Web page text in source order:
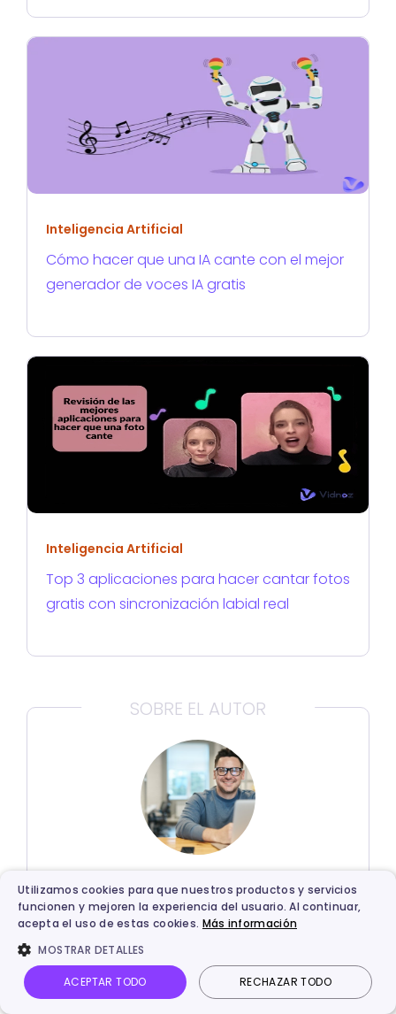
Inteligencia Artificial
Cómo hacer que una IA cante con el mejor
generador de voces IA gratis
Inteligencia Artificial
Top 3 aplicaciones para hacer cantar fotos
gratis con sincronización labial real
SOBRE EL AUTOR
Daniel González
Es un experto que lleva muchos años
trabajando en marketing y tiene una
amplia experiencia práctica en
desarrollo y planificación de mercados,
Utilizamos cookies para que nuestros productos y servicios
funcionen y mejoren la experiencia del usuario. Al continuar,
acepta el uso de estas cookies. Más información
MOSTRAR DETALLES
ACEPTAR TODO RECHAZAR TODO